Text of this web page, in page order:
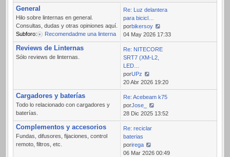
General
Hilo sobre linternas en general.
Consultas, dudas y otras opiniones aquí.
Subforo:
Recomendadme una linterna
Re: Luz delantera
para bicicl…
porbikersoy
Ver
último
mensaje
04 May 2026 17:33
Reviews de Linternas
Sólo reviews de linternas.
Re: NITECORE
SRT7 (XM-L2,
LED…
porUPz
Ver
último
mensaje
20 Abr 2026 19:20
Cargadores y baterías
Todo lo relacionado con cargadores y
baterías.
Re: Acebeam k75
porJose_
Ver
último
mensaje
28 Dic 2025 13:52
Complementos y accesorios
Fundas, difusores, fijaciones, control
remoto, filtros, etc.
Re: reciclar
baterias
porirega
Ver
06 Mar 2026 00:49